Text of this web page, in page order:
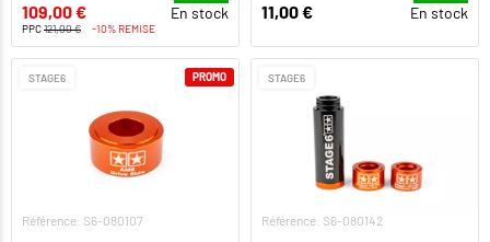
109,00 € En stock
PPC121,00 € -10% REMISE
11,00 € En stock
STAGE6
Référence: S6-080107
PROMO STAGE6
Référence: S6-080142